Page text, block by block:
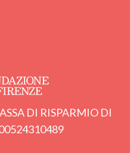
DI RISPARMIO DI